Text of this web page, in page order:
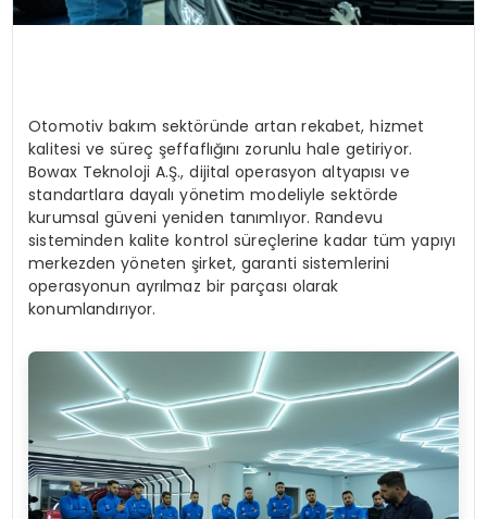
Otomotiv bakım sektöründe artan rekabet, hizmet
kalitesi ve süreç şeffaflığını zorunlu hale getiriyor.
Bowax Teknoloji A.Ş., dijital operasyon altyapısı ve
standartlara dayalı yönetim modeliyle sektörde
kurumsal güveni yeniden tanımlıyor. Randevu
sisteminden kalite kontrol süreçlerine kadar tüm yapıyı
merkezden yöneten şirket, garanti sistemlerini
operasyonun ayrılmaz bir parçası olarak
konumlandırıyor.